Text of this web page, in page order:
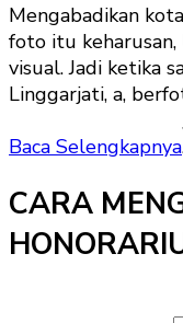
Mengabadikan
foto itu
visual. Jadi ketika
Linggarjati, a,
Baca Selengkapnya
CARA